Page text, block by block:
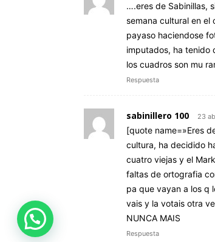
….eres de Sabinillas,
semana cultural en el
payaso haciendose
imputados, ha tenido
los cuadros son mu
Respuesta
sabinillero 100 23
[quote name=»Eres
cultura, ha decidido
cuatro viejas y el
faltas de ortografia
pa que vayan a los q
vais y la votais otra
NUNCA MAIS
Respuesta